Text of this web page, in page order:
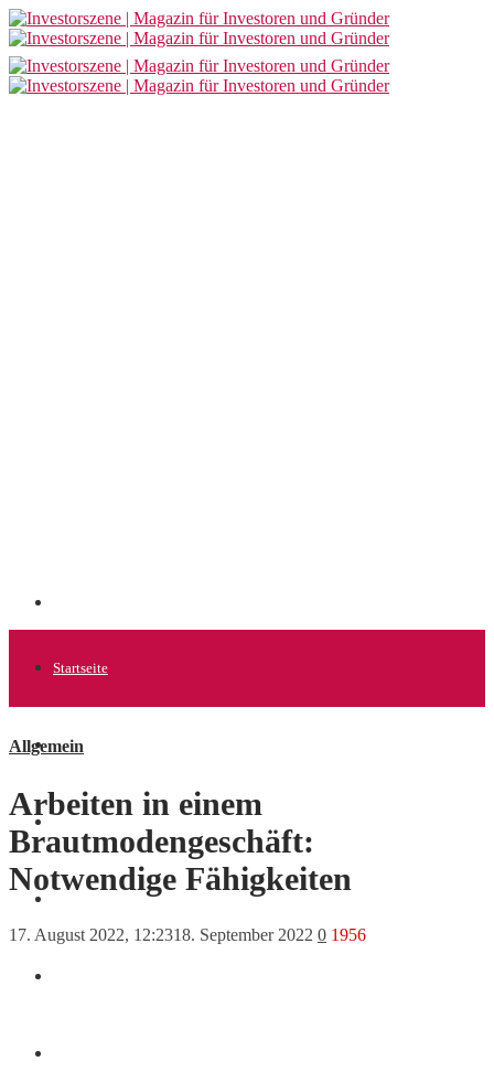
Startseite
Allgemein
Allgemein
Arbeiten in einem
Brautmodengeschäft:
Notwendige Fähigkeiten
17. August 2022, 12:2318. September 2022 0 1956